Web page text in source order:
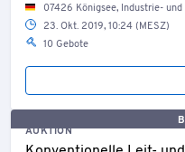
07426 Königsee, Industrie-
23. Okt. 2019, 10:24 (MESZ)
10 Gebote
AUKTION